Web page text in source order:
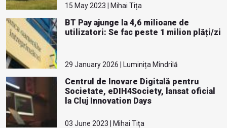
15 May 2023 | Mihai Tița
BT Pay ajunge la 4,6 milioane de
utilizatori: Se fac peste 1 milion plăți/zi
29 January 2026 | Luminița Mîndrilă
Centrul de Inovare Digitală pentru
Societate, eDIH4Society, lansat oficial
la Cluj Innovation Days
03 June 2023 | Mihai Tița